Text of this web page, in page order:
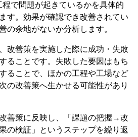
で問題が起きているかを具体的
す。効果が確認でき改善されてい
の余地がないか分析します。
改善策を実施した際に成功・失敗
ることです。失敗した要因はもち
ることで、ほかの工程や工場など
の改善策へ生かせる可能性があり
善策に反映し、「課題の把握→改
の検証」というステップを繰り返